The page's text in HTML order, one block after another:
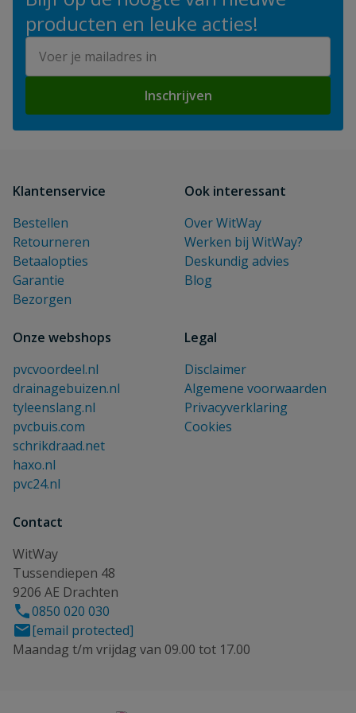
producten en leuke acties!
Inschrijven
Klantenservice
Bestellen
Retourneren
Betaalopties
Garantie
Bezorgen
Ook interessant
Over WitWay
Werken bij WitWay?
Deskundig advies
Blog
Onze webshops
pvcvoordeel.nl
drainagebuizen.nl
tyleenslang.nl
pvcbuis.com
schrikdraad.net
haxo.nl
pvc24.nl
Legal
Disclaimer
Algemene voorwaarden
Privacyverklaring
Cookies
Contact
WitWay
Tussendiepen 48
9206 AE Drachten
0850 020 030
[email protected]
Maandag t/m vrijdag van 09.00 tot 17.00